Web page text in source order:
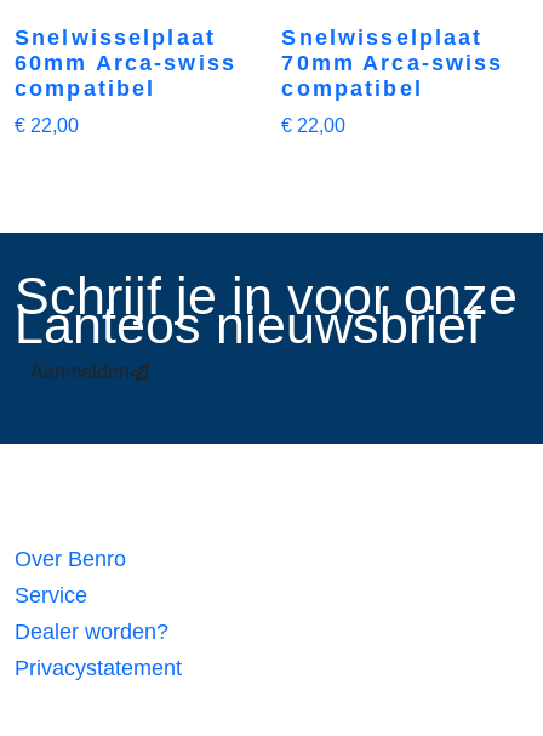
Snelwisselplaat
60mm Arca-swiss
compatibel
€ 22,00
Snelwisselplaat
70mm Arca-swiss
compatibel
€ 22,00
​Schrijf je in voor onze
Lanteos nieuwsbrief
Aanmelden
Over Benro
Service
Dealer worden?
Privacystatement